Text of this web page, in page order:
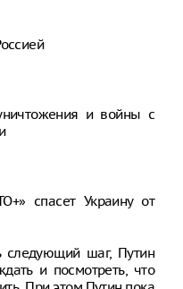
и войны с
спасет Украину от
следующий шаг, Путин
и посмотреть, что